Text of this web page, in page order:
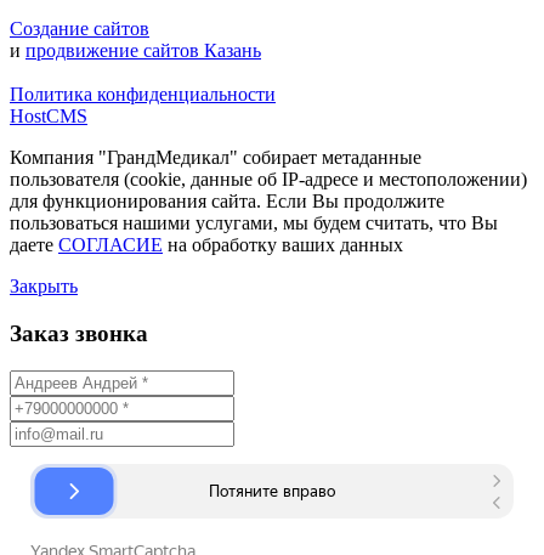
Создание сайтов
и продвижение сайтов Казань
Политика конфиденциальности
HostCMS
Компания "ГрандМедикал" собирает метаданные
пользователя (cookie, данные об IP-адресе и местоположении)
для функционирования сайта. Если Вы продолжите
пользоваться нашими услугами, мы будем считать, что Вы
даете СОГЛАСИЕ на обработку ваших данных
Закрыть
Заказ звонка